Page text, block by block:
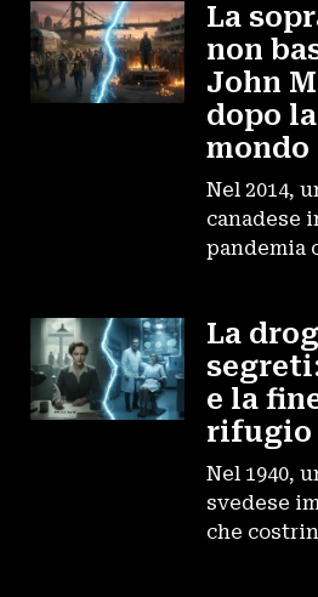
La
non
John
dopo
mondo
Nel 2014,
canadese
pandemia
La
e la
rifugio
Nel 1940,
svedese
che